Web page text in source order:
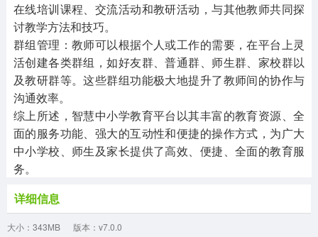
在线培训课程、交流活动和教研活动，与其他教师共同探
讨教学方法和技巧。
群组管理：教师可以根据个人或工作的需要，在平台上灵
活创建各类群组，如好友群、普通群、师生群、家校群以
及教研群等。这些群组功能极大地提升了教师间的协作与
沟通效率。
综上所述，智慧中小学教育平台以其丰富的教育资源、全
面的服务功能、强大的互动性和便捷的操作方式，为广大
中小学校、师生及家长提供了高效、便捷、全面的教育服
务。
详细信息
大小：343MB
版本：v7.0.0